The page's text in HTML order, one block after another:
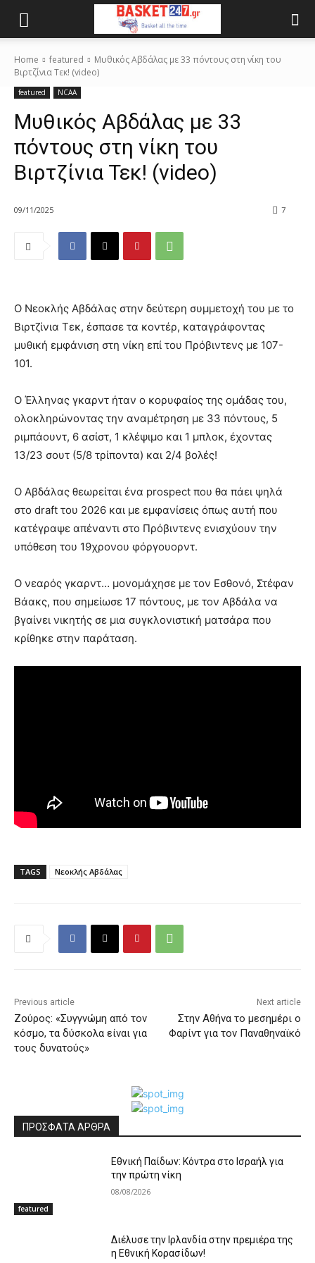
Home featured
Μυθικός Αβδάλας με 33 πόντους στη νίκη του
Βιρτζίνια Τεκ! (video)
featured NCAA
Μυθικός Αβδάλας με 33
πόντους στη νίκη του
Βιρτζίνια Τεκ! (video)
09/11/2025 7
Ο Νεοκλής Αβδάλας στην δεύτερη συμμετοχή του με το
Βιρτζίνια Τεκ, έσπασε τα κοντέρ, καταγράφοντας
μυθική εμφάνιση στη νίκη επί του Πρόβιντενς με 107-
101.
Ο Έλληνας γκαρντ ήταν ο κορυφαίος της ομάδας του,
ολοκληρώνοντας την αναμέτρηση με 33 πόντους, 5
ριμπάουντ, 6 ασίστ, 1 κλέψιμο και 1 μπλοκ, έχοντας
13/23 σουτ (5/8 τρίποντα) και 2/4 βολές!
Ο Αβδάλας θεωρείται ένα prospect που θα πάει ψηλά
στο draft του 2026 και με εμφανίσεις όπως αυτή που
κατέγραψε απέναντι στο Πρόβιντενς ενισχύουν την
υπόθεση του 19χρονου φόργουορντ.
Ο νεαρός γκαρντ… μονομάχησε με τον Εσθονό, Στέφαν
Βάακς, που σημείωσε 17 πόντους, με τον Αβδάλα να
βγαίνει νικητής σε μια συγκλονιστική ματσάρα που
κρίθηκε στην παράταση.
TAGS Νεοκλής Αβδάλας
Previous article
Ζούρος: «Συγγνώμη από τον
κόσμο, τα δύσκολα είναι για
τους δυνατούς»
Next article
Στην Αθήνα το μεσημέρι ο
Φαρίντ για τον Παναθηναϊκό
ΠΡΟΣΦΑΤΑ ΑΡΘΡΑ
featured
Εθνική Παίδων: Κόντρα στο Ισραήλ για
την πρώτη νίκη
08/08/2026
Διέλυσε την Ιρλανδία στην πρεμιέρα της
η Εθνική Κορασίδων!